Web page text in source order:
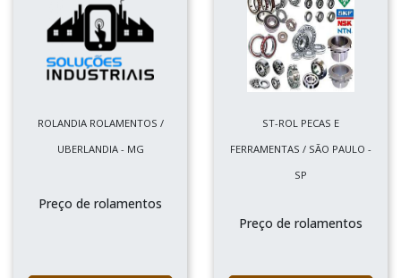
ROLANDIA ROLAMENTOS /
UBERLANDIA - MG
Preço de rolamentos
ST-ROL PECAS E
FERRAMENTAS / SÃO PAULO -
SP
Preço de rolamentos